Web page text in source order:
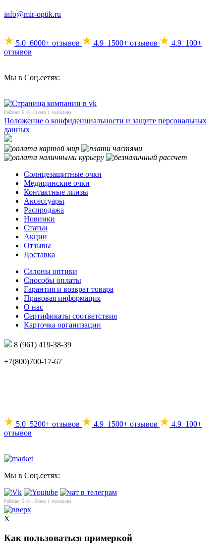
info@mir-optik.ru
5.0 6000+ отзывов 4.9 1500+ отзывов 4.9 100+
отзывов
Мы в Соц.сетях:
Рейтинг 5 /5 - Всего 1 голос(ов)
Положение о конфиденциальности и защите персональных
данных
Солнцезащитные очки
Медицинские очки
Контактные линзы
Аксессуары
Распродажа
Новинки
Статьи
Акции
Отзывы
Доставка
Салоны оптики
Способы оплаты
Гарантия и возврат товара
Правовая информация
О нас
Сертификаты соответствия
Карточка организации
8 (961) 419-38-39
+7(800)700-17-67
5.0 5200+ отзывов 4.9 1500+ отзывов 4.9 100+
отзывов
Мы в Соц.сетях:
Рейтинг 5 /5 - Всего 1 голос(ов)
X
Как пользоваться примеркой